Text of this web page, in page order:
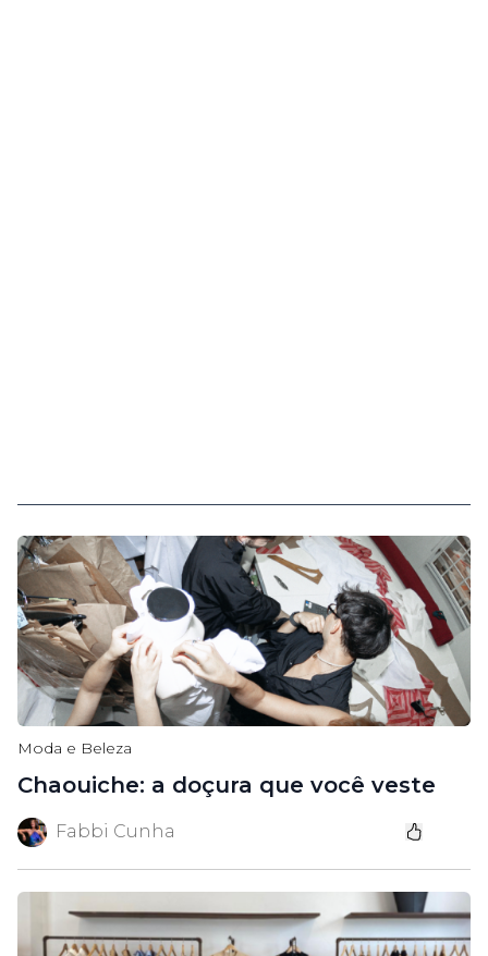
Moda e Beleza
Chaouiche: a doçura que você veste
Fabbi Cunha